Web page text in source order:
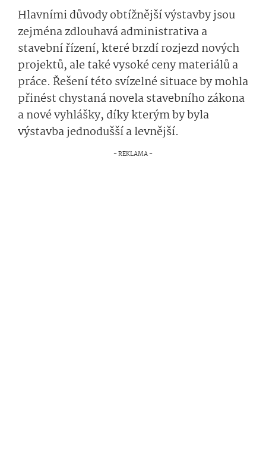
Hlavními důvody obtížnější výstavby jsou
zejména zdlouhavá administrativa a
stavební řízení, které brzdí rozjezd nových
projektů, ale také vysoké ceny materiálů a
práce. Řešení této svízelné situace by mohla
přinést chystaná novela stavebního zákona
a nové vyhlášky, díky kterým by byla
výstavba jednodušší a levnější.